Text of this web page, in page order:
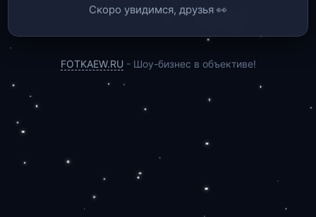
Скоро увидимся, друзья 👀
FOTKAEW.RU - Шоу-бизнес в объективе!